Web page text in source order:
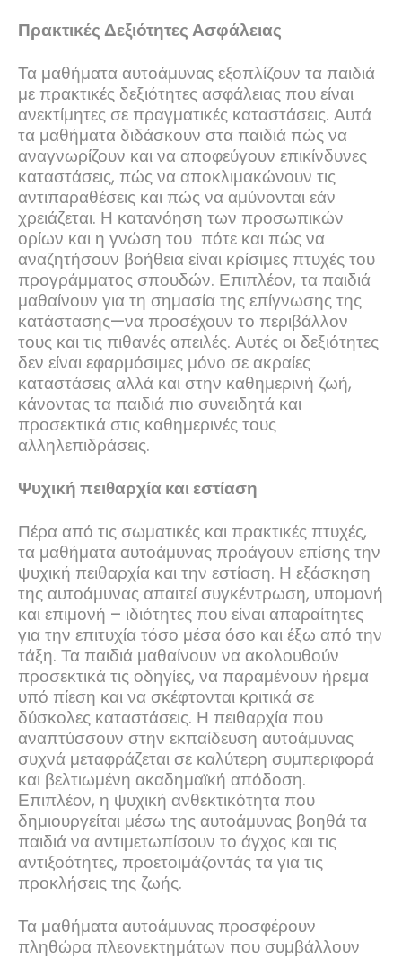
Πρακτικές Δεξιότητες Ασφάλειας
Τα μαθήματα αυτοάμυνας εξοπλίζουν τα παιδιά
με πρακτικές δεξιότητες ασφάλειας που είναι
ανεκτίμητες σε πραγματικές καταστάσεις. Αυτά
τα μαθήματα διδάσκουν στα παιδιά πώς να
αναγνωρίζουν και να αποφεύγουν επικίνδυνες
καταστάσεις, πώς να αποκλιμακώνουν τις
αντιπαραθέσεις και πώς να αμύνονται εάν
χρειάζεται. Η κατανόηση των προσωπικών
ορίων και η γνώση του πότε και πώς να
αναζητήσουν βοήθεια είναι κρίσιμες πτυχές του
προγράμματος σπουδών. Επιπλέον, τα παιδιά
μαθαίνουν για τη σημασία της επίγνωσης της
κατάστασης—να προσέχουν το περιβάλλον
τους και τις πιθανές απειλές. Αυτές οι δεξιότητες
δεν είναι εφαρμόσιμες μόνο σε ακραίες
καταστάσεις αλλά και στην καθημερινή ζωή,
κάνοντας τα παιδιά πιο συνειδητά και
προσεκτικά στις καθημερινές τους
αλληλεπιδράσεις.
Ψυχική πειθαρχία και εστίαση
Πέρα από τις σωματικές και πρακτικές πτυχές,
τα μαθήματα αυτοάμυνας προάγουν επίσης την
ψυχική πειθαρχία και την εστίαση. Η εξάσκηση
της αυτοάμυνας απαιτεί συγκέντρωση, υπομονή
και επιμονή – ιδιότητες που είναι απαραίτητες
για την επιτυχία τόσο μέσα όσο και έξω από την
τάξη. Τα παιδιά μαθαίνουν να ακολουθούν
προσεκτικά τις οδηγίες, να παραμένουν ήρεμα
υπό πίεση και να σκέφτονται κριτικά σε
δύσκολες καταστάσεις. Η πειθαρχία που
αναπτύσσουν στην εκπαίδευση αυτοάμυνας
συχνά μεταφράζεται σε καλύτερη συμπεριφορά
και βελτιωμένη ακαδημαϊκή απόδοση.
Επιπλέον, η ψυχική ανθεκτικότητα που
δημιουργείται μέσω της αυτοάμυνας βοηθά τα
παιδιά να αντιμετωπίσουν το άγχος και τις
αντιξοότητες, προετοιμάζοντάς τα για τις
προκλήσεις της ζωής.
Τα μαθήματα αυτοάμυνας προσφέρουν
πληθώρα πλεονεκτημάτων που συμβάλλουν